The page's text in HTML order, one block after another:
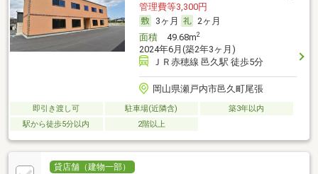
管理費等3,300円
3ヶ月
2ヶ月
面積49.68m2
2024年6月(築2年3ヶ月)
ＪＲ赤穂線 邑久駅 徒歩5分
岡山県瀬戸内市邑久町尾張
即引き渡し可 駐車場(近隣含)
築3年以内
駅から徒歩5分以内
2階以上
貸店舗（建物一部）